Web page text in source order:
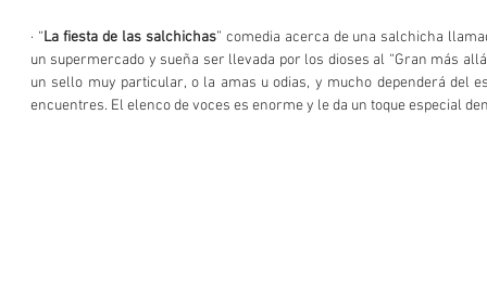
· “La fiesta de las salchichas” comedia acerca de una salchicha
un supermercado y sueña ser llevada por los dioses al “Gran más
un sello muy particular, o la amas u odias, y mucho dependerá del
encuentres. El elenco de voces es enorme y le da un toque especial